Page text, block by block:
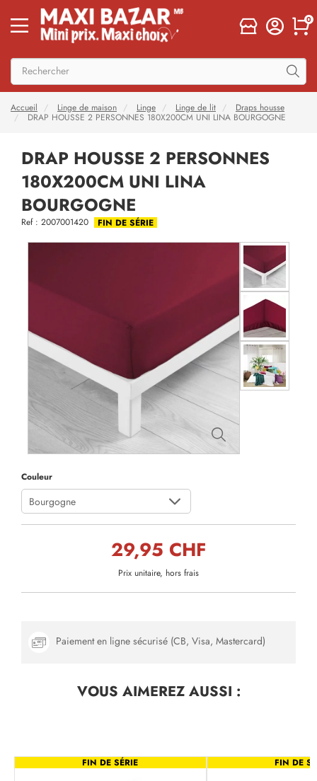
0
Accueil Linge de maison Linge Linge de lit
Draps housse
DRAP HOUSSE 2 PERSONNES 180X200CM UNI LINA BOURGOGNE
DRAP HOUSSE 2 PERSONNES
180X200CM UNI LINA
BOURGOGNE
Ref : 2007001420 FIN DE SÉRIE
Couleur
Bourgogne
29,95 CHF
Prix unitaire, hors frais
Paiement en ligne sécurisé (CB, Visa, Mastercard)
VOUS AIMEREZAUSSI :
FIN DE SÉRIE FIN DE